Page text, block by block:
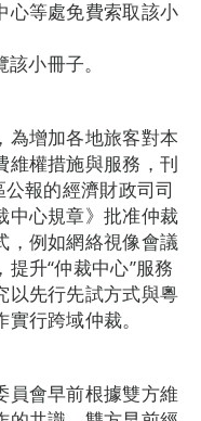
心等處免費索取該小
小冊子。
為增加各地旅客對本
維權措施與服務，刊
報的經濟財政司司
中心規章》批准仲裁
，例如網絡視像會議
升“仲裁中心”服務
以先行先試方式與粵
行跨域仲裁。
員會早前根據雙方維